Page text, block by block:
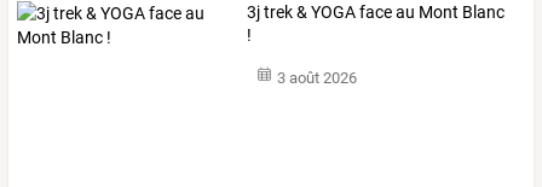
3j trek & YOGA face au Mont Blanc
!
3 août 2026